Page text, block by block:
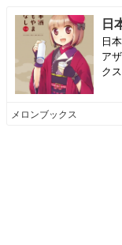
日
ア
ク
メロンブックス